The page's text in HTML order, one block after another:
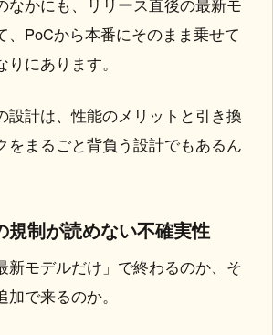
なかにも、リリース直後の最新モ
、PoCから本番にそのまま乗せて
にあります。
設計は、性能のメリットと引き換
をまるごと背負う設計でもあるん
規制が読めない不確実性
新モデルだけ」で終わるのか、そ
で来るのか。